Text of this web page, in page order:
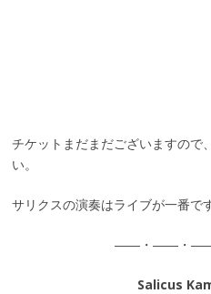
チケットまだまだございますので
い。
サリクスの演奏はライブが一番です
――・――・
Salicus